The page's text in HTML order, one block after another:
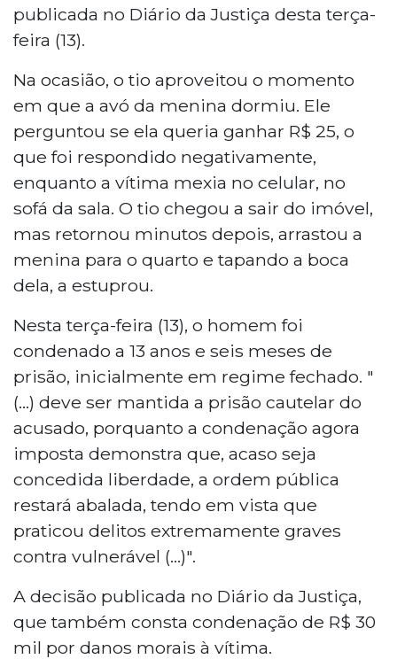
publicada no Diário da Justiça desta terça-
feira (13).
Na ocasião, o tio aproveitou o momento
em que a avó da menina dormiu. Ele
perguntou se ela queria ganhar R$ 25, o
que foi respondido negativamente,
enquanto a vítima mexia no celular, no
sofá da sala. O tio chegou a sair do imóvel,
mas retornou minutos depois, arrastou a
menina para o quarto e tapando a boca
dela, a estuprou.
Nesta terça-feira (13), o homem foi
condenado a 13 anos e seis meses de
prisão, inicialmente em regime fechado. "
(...) deve ser mantida a prisão cautelar do
acusado, porquanto a condenação agora
imposta demonstra que, acaso seja
concedida liberdade, a ordem pública
restará abalada, tendo em vista que
praticou delitos extremamente graves
contra vulnerável (...)".
A decisão publicada no Diário da Justiça,
que também consta condenação de R$ 30
mil por danos morais à vítima.